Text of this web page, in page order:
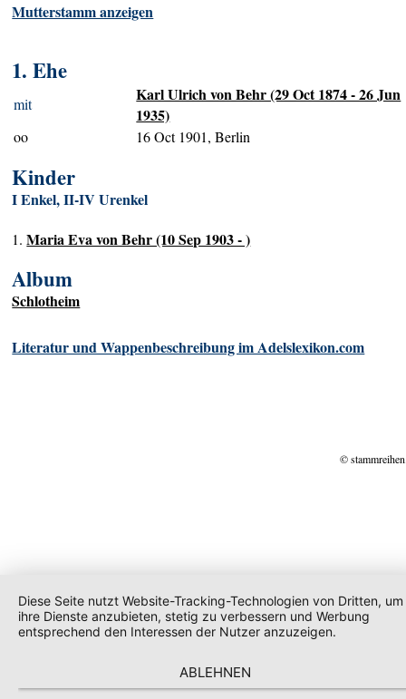
Mutterstamm anzeigen
1. Ehe
mit
Karl Ulrich von Behr (29 Oct 1874 - 26 Jun
1935)
oo 16 Oct 1901, Berlin
Kinder
I Enkel, II-IV Urenkel
1.Maria Eva von Behr (10 Sep 1903 - )
Album
Schlotheim
Literatur und Wappenbeschreibung im Adelslexikon.com
©
Diese Seite nutzt Website-Tracking-Technologien von Dritten, um
ihre Dienste anzubieten, stetig zu verbessern und Werbung
entsprechend den Interessen der Nutzer anzuzeigen.
ABLEHNEN